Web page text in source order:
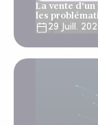
La vente
les
29 Juill.